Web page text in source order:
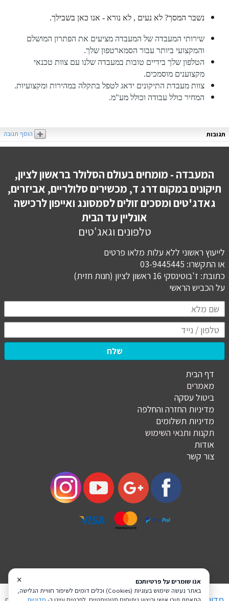
נשבר המסך? לא נעים , לא נורא - אנו כאן בשבילך.
שירותי המעבדה של המעבדה מציעים את הפתרון המושלם
והמקצועי ביותר עבור הסמארטפון שלך.
הטלפון שלך בידיים טובות במעבדה שלנו עם צוות טכנאי
מקצוענים מוסמכים.
צוות מעבדת התיקונים ידאג לטפל בתקלה במהירות ומקצועיות.
המחיר כולל עבודה וכולל מע"מ.
תגובות הוסף תגובה
המעבדה - מומחים בעולם הסלולר בראשון לציון,
תיקונים במקום דרג ד, מכשירים סלולריים, אביזרים,
גאדג'טים ומסכים זולים לסמסונג ואייפון לרכישה
אונליין עד הבית
טלפונים וגאג'טים
לייעוץ ראשוני ללא עלות מלאו פרטים
או התקשרו: 03-9445445
כתובת: ז'בוטינסקי 16 ראשון לציון (חנות חזית)
​​​​​​​על הכביש הראשי
שלח
דף הבית
מאמרים
ביטול עסקה
מדיניות החזרה והחלפה
מדיניות תשלומים
תקנות ותנאי השימוש
אודות
צור קשר
×
אנו שומרים על פרטיותכם
באתר נעשה שימוש בעוגיות (Cookies) וכלים דומים לשיפור חוויית הגלישה,